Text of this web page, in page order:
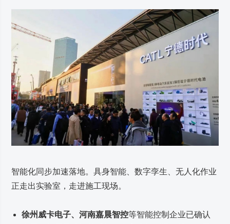
智能化同步加速落地。具身智能、数字孪生、无人化作业
正走出实验室，走进施工现场。
徐州威卡电子、河南嘉晨智控等智能控制企业已确认